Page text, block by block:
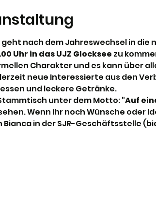
geht nach dem Jahreswechsel in die
Uhr in das UJZ Glocksee zu
Charakter und es kann über
neue Interessierte aus den
und leckere Getränke.
unter dem Motto: "Auf
Wenn ihr noch Wünsche oder
in der SJR-Geschäftsstelle